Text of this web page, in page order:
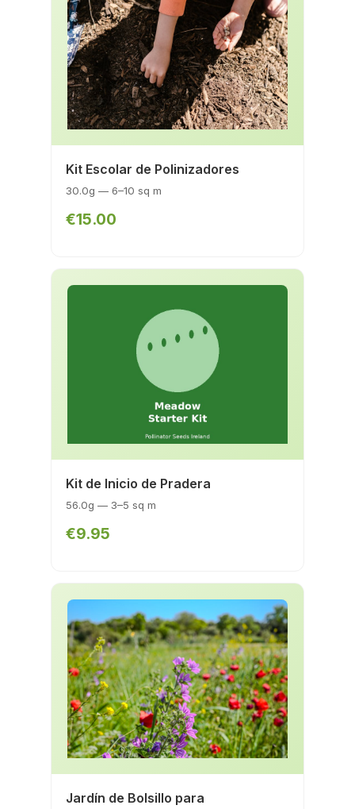
Kit Escolar de Polinizadores
30.0g — 6–10 sq m
€15.00
Kit de Inicio de Pradera
56.0g — 3–5 sq m
€9.95
Jardín de Bolsillo para